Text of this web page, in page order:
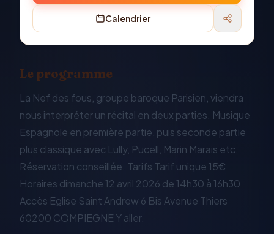
Calendrier
Le programme
La Nef des fous, groupe baroque Parisien, viendra
nous interpréter un récital en deux parties. Musique
Espagnole en première partie, puis seconde partie
plus classique avec Lully, Pucell, Marin Marais etc.
Réservation conseillée. Tarifs Tarif unique 15€
Horaires dimanche 12 avril 2026 de 14h30 à 16h30
Accès Eglise Saint Andrew 6 Bis Avenue Thiers
60200 COMPIEGNE Y aller.